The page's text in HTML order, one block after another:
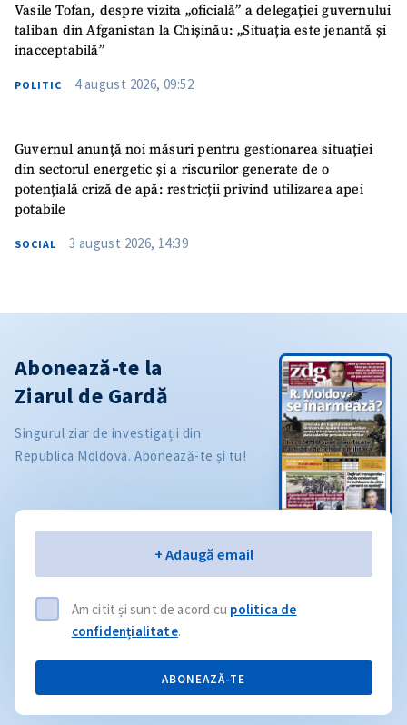
Vasile Tofan, despre vizita „oficială” a delegației guvernului
taliban din Afganistan la Chișinău: „Situația este jenantă și
inacceptabilă”
POLITIC 4 august 2026, 09:52
Guvernul anunță noi măsuri pentru gestionarea situației
din sectorul energetic și a riscurilor generate de o
potențială criză de apă: restricții privind utilizarea apei
potabile
SOCIAL 3 august 2026, 14:39
Abonează-te la
Ziarul de Gardă
Singurul ziar de investigații din
Republica Moldova. Abonează-te și tu!
+ Adaugă email
Am citit și sunt de acord cu politica de
confidențialitate.
ABONEAZĂ-TE